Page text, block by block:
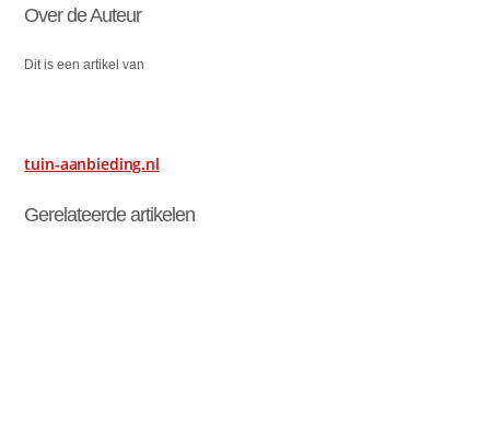
Over de Auteur
Dit is een artikel van
tuin-aanbieding.nl
Gerelateerde artikelen